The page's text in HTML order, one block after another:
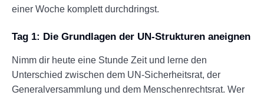
einer Woche komplett durchdringst.
Tag 1: Die Grundlagen der UN-Strukturen aneignen
Nimm dir heute eine Stunde Zeit und lerne den
Unterschied zwischen dem UN-Sicherheitsrat, der
Generalversammlung und dem Menschenrechtsrat. Wer